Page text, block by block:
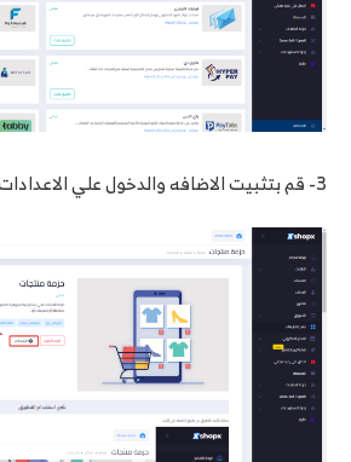
3- قم بتثبيت الاضافه والدخول علي الاعدادات